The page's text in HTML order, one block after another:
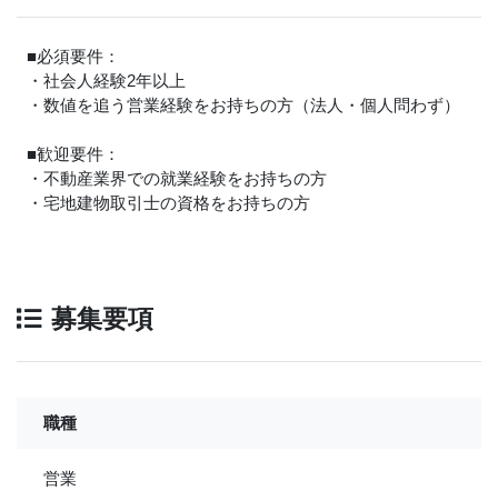
■必須要件：
・社会人経験2年以上
・数値を追う営業経験をお持ちの方（法人・個人問わず）
■歓迎要件：
・不動産業界での就業経験をお持ちの方
・宅地建物取引士の資格をお持ちの方
募集要項
職種
営業